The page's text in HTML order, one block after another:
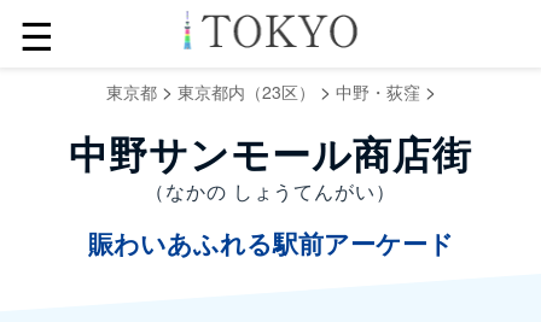
☰
東京都> 東京都内（23区） > 中野・荻窪 >
中野サンモール商店街
（なかの しょうてんがい）
賑わいあふれる駅前アーケード